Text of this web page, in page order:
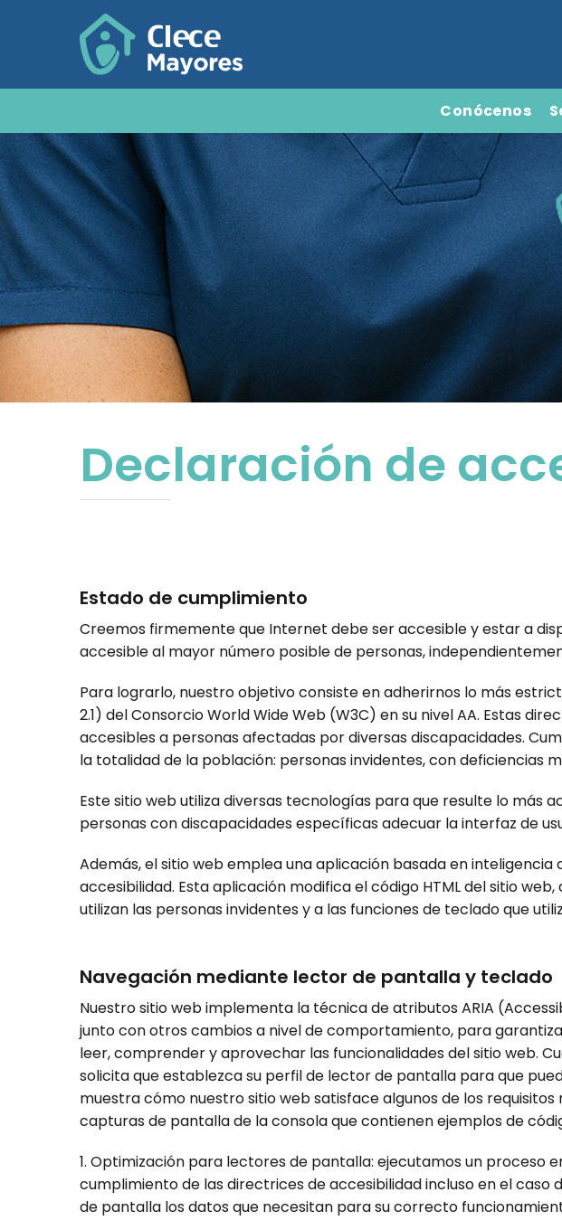
Conócenos
Declaración de
Estado de cumplimiento
Creemos firmemente que Internet debe ser accesible y estar a
accesible al mayor número posible de personas,
Para lograrlo, nuestro objetivo consiste en adherirnos lo más
2.1) del Consorcio World Wide Web (W3C) en su nivel AA. Estas
accesibles a personas afectadas por diversas discapacidades.
la totalidad de la población: personas invidentes, con deficiencias
Este sitio web utiliza diversas tecnologías para que resulte lo más
personas con discapacidades específicas adecuar la interfaz de
Además, el sitio web emplea una aplicación basada en
accesibilidad. Esta aplicación modifica el código HTML del sitio
utilizan las personas invidentes y a las funciones de teclado que
Navegación mediante lector de pantalla y teclado
Nuestro sitio web implementa la técnica de atributos ARIA
junto con otros cambios a nivel de comportamiento, para
leer, comprender y aprovechar las funcionalidades del sitio web.
solicita que establezca su perfil de lector de pantalla para que
muestra cómo nuestro sitio web satisface algunos de los
capturas de pantalla de la consola que contienen ejemplos de
1. Optimización para lectores de pantalla: ejecutamos un proceso
cumplimiento de las directrices de accesibilidad incluso en el
de pantalla los datos que necesitan para su correcto